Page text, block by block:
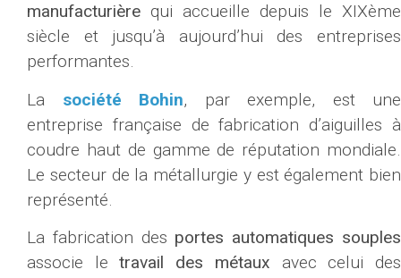
manufacturière qui accueille depuis le XIXème
siècle et jusqu’à aujourd’hui des entreprises
performantes.
La société Bohin, par exemple, est une
entreprise française de fabrication d’aiguilles à
coudre haut de gamme de réputation mondiale.
Le secteur de la métallurgie y est également bien
représenté.
La fabrication des portes automatiques souples
associe letravail des métaux avec celui des